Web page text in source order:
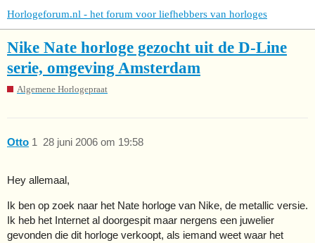
Horlogeforum.nl - het forum voor liefhebbers van horloges
Nike Nate horloge gezocht uit de D-Line
serie, omgeving Amsterdam
Algemene Horlogepraat
Otto 28 juni 2006 om 19:58
1
Hey allemaal,
Ik ben op zoek naar het Nate horloge van Nike, de metallic versie.
Ik heb het Internet al doorgespit maar nergens een juwelier
gevonden die dit horloge verkoopt, als iemand weet waar het